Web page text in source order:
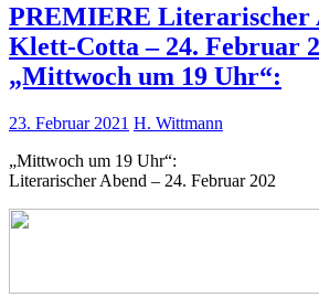
PREMIERE Literarischer
Klett-Cotta – 24. Februar
„Mittwoch um 19 Uhr“:
23. Februar 2021 H. Wittmann
„Mittwoch um 19 Uhr“:
Literarischer Abend – 24. Februar 202